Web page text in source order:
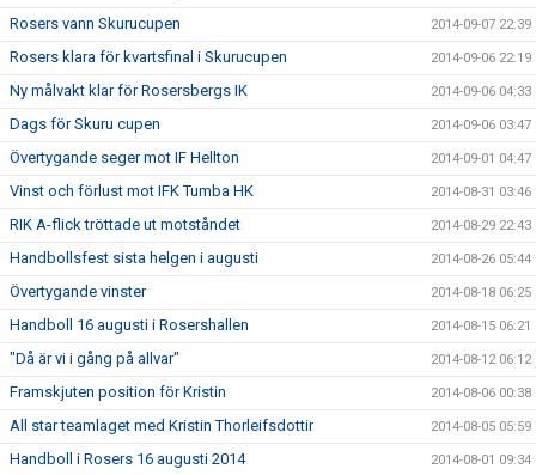
Rosers vann Skurucupen 2014-09-07 22:39
Rosers klara för kvartsfinal i Skurucupen 2014-09-06 22:19
Ny målvakt klar för Rosersbergs IK 2014-09-06 04:33
Dags för Skuru cupen 2014-09-06 03:47
Övertygande seger mot IF Hellton 2014-09-01 04:47
Vinst och förlust mot IFK Tumba HK 2014-08-31 03:46
RIK A-flick tröttade ut motståndet 2014-08-29 22:43
Handbollsfest sista helgen i augusti 2014-08-26 05:44
Övertygande vinster 2014-08-18 06:25
Handboll 16 augusti i Rosershallen 2014-08-15 06:21
"Då är vi i gång på allvar" 2014-08-12 06:12
Framskjuten position för Kristin 2014-08-06 00:38
All star teamlaget med Kristin Thorleifsdottir 2014-08-05 05:59
Handboll i Rosers 16 augusti 2014 2014-08-01 09:34